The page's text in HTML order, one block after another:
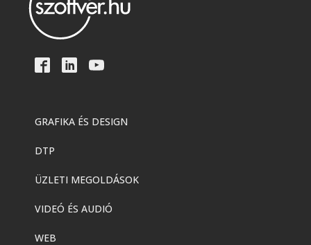
GRAFIKA ÉS DESIGN
DTP
ÜZLETI MEGOLDÁSOK
VIDEÓ ÉS AUDIÓ
WEB